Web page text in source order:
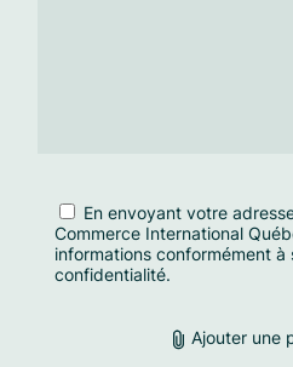
En envoyant votre
Commerce International
informations conformément à
confidentialité.
Ajouter une